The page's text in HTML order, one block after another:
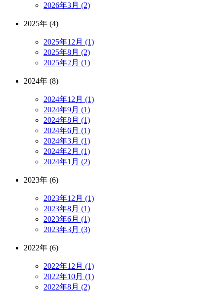
2026年3月 (2)
2025年 (4)
2025年12月 (1)
2025年8月 (2)
2025年2月 (1)
2024年 (8)
2024年12月 (1)
2024年9月 (1)
2024年8月 (1)
2024年6月 (1)
2024年3月 (1)
2024年2月 (1)
2024年1月 (2)
2023年 (6)
2023年12月 (1)
2023年8月 (1)
2023年6月 (1)
2023年3月 (3)
2022年 (6)
2022年12月 (1)
2022年10月 (1)
2022年8月 (2)